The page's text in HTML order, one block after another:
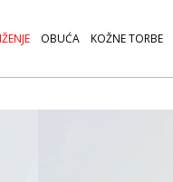
OBUĆA KOŽNE TORBE